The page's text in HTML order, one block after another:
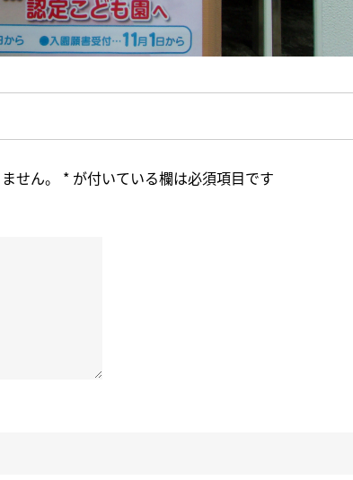
せん。 * が付いている欄は必須項目です